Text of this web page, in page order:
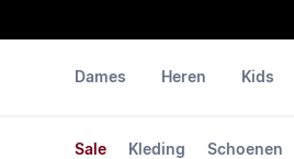
Dames
Sale Kleding Schoenen
Heren Kids